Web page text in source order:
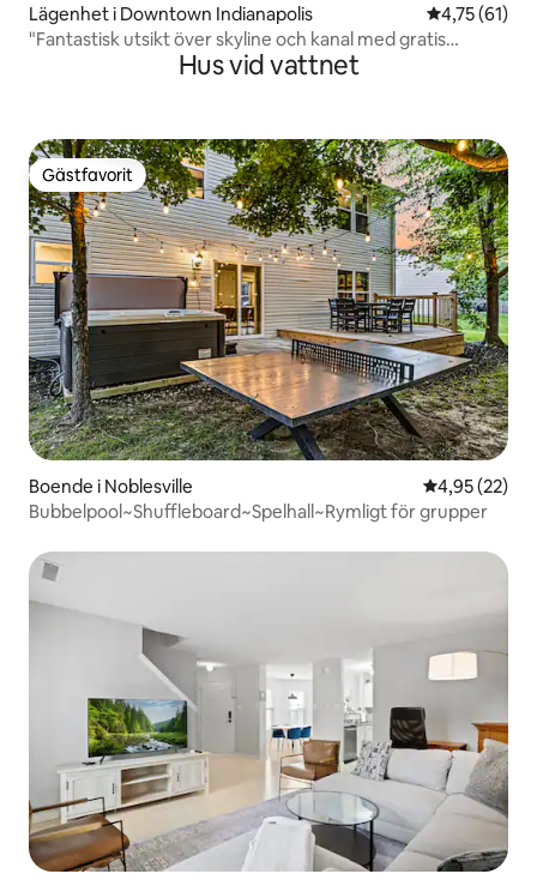
Lägenhet i Downtown Indianapolis 4,75 av 5 i
4,75 (61)
"Fantastisk utsikt över skyline och kanal med gratis
Hus vid vattnet
Gästfavorit
Gästfavorit
Boende i Noblesville 4,95 av 5 i
4,95 (22)
Bubbelpool~Shuffleboard~Spelhall~Rymligt för grupper